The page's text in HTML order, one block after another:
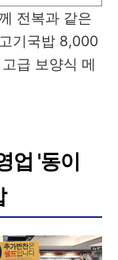
전복과 같은
기국밥 8,000
급 보양식 메
업 '동이